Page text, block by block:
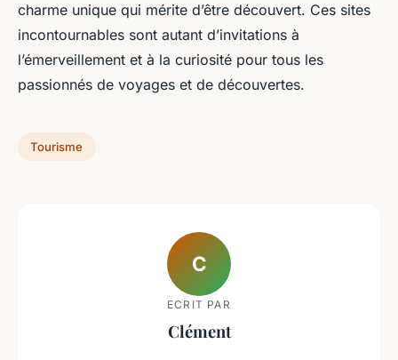
charme unique qui mérite d’être découvert. Ces sites
incontournables sont autant d’invitations à
l’émerveillement et à la curiosité pour tous les
passionnés de voyages et de découvertes.
Tourisme
C
ECRIT PAR
Clément